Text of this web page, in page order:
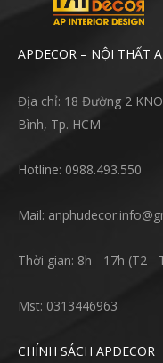
APDECOR – NỘI THẤT
Địa chỉ: 18 Đường 2
Bình, Tp. HCM
Hotline: 0988.493.550
Mail:
Thời gian: 8h - 17h (T2 -
Mst: 0313446963
CHÍNH SÁCH APDECOR